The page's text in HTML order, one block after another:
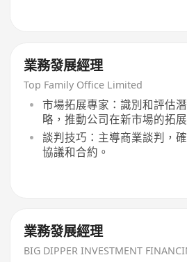
業務發展經理
Top Family Office Limited
市場拓展專家：識別和評估
略，推動公司在新市場的拓展
談判技巧：主導商業談判，
協議和合約。
業務發展經理